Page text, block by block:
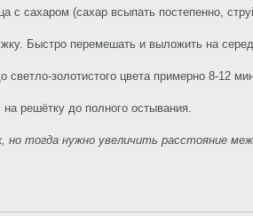
с сахаром (сахар всыпать постепенно,
Быстро перемешать и выложить на
светло-золотистого цвета примерно 8-12
решётку до полного остывания.
но тогда нужно увеличить расстояние